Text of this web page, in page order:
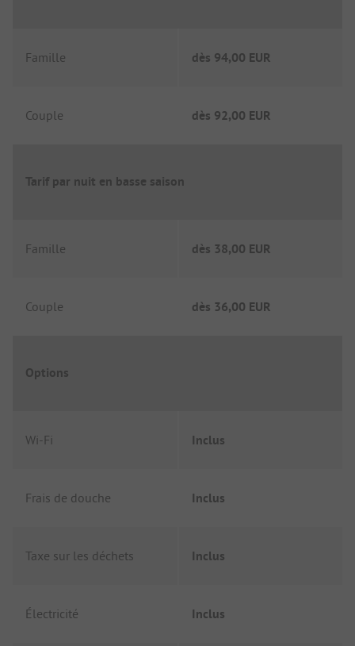
Famille dès 94,00 EUR
Couple dès 92,00 EUR
Tarif par nuit en basse saison
Famille dès 38,00 EUR
Couple dès 36,00 EUR
Options
Wi-Fi Inclus
Frais de douche Inclus
Taxe sur les déchets Inclus
Électricité Inclus